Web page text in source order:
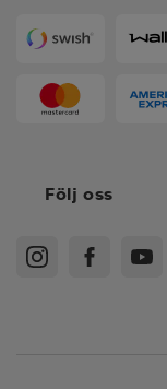
Följ oss